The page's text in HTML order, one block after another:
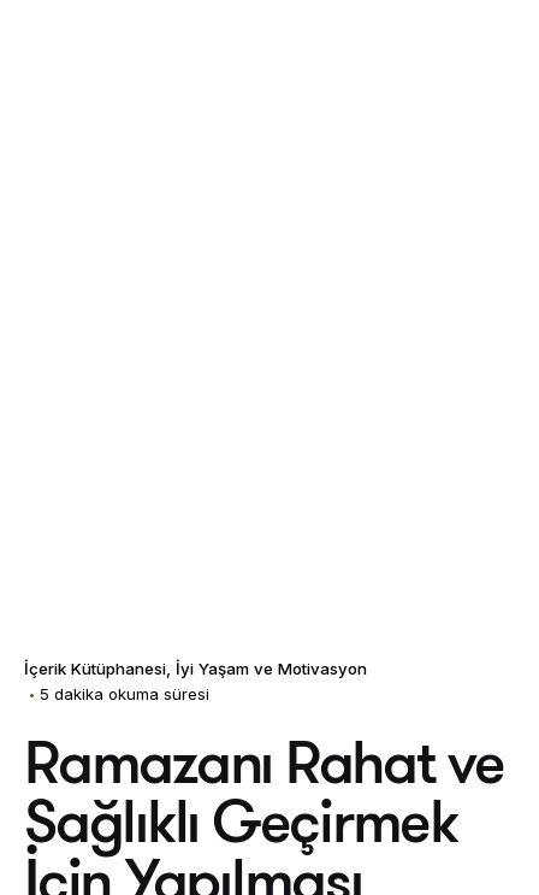
İçerik Kütüphanesi İyi Yaşam ve Motivasyon
5 dakika okuma süresi
Ramazanı Rahat ve
Sağlıklı Geçirmek
İçin Yapılması